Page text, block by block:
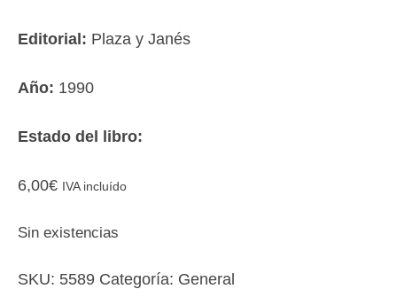
Editorial: Plaza y Janés
Año: 1990
Estado del libro:
6,00€ IVA incluído
Sin existencias
SKU: 5589 Categoría: General